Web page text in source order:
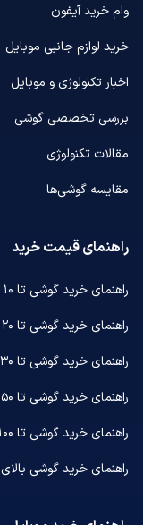
وام خرید آیفون
خرید لوازم جانبی موبایل
اخبار تکنولوژی و موبایل
بررسی تخصصی گوشی
مقالات تکنولوژی
مقایسه گوشی‌ها
راهنمای قیمت خرید
راهنمای خرید گوشی تا ۱۰ میلیون
راهنمای خرید گوشی تا ۲۰ میلیون
راهنمای خرید گوشی تا ۳۰ میلیون
راهنمای خرید گوشی تا ۵۰ میلیون
راهنمای خرید گوشی تا ۱۰۰ میلیون
راهنمای خرید گوشی بالای ۱۰۰ میلیون